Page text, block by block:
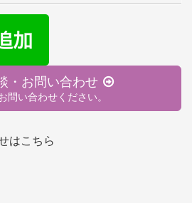
・お問い合わせ
問い合わせください。
はこちら